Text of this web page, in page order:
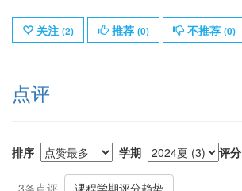
关注 (2) 推荐 (0) 不推荐 (0)
点评
排序 学期 评分
3条点评 课程学期评分趋势